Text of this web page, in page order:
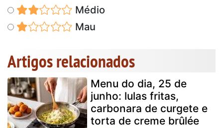
Médio
Mau
Artigos relacionados
Menu do dia, 25 de
junho: lulas fritas,
carbonara de curgete e
torta de creme brûlée